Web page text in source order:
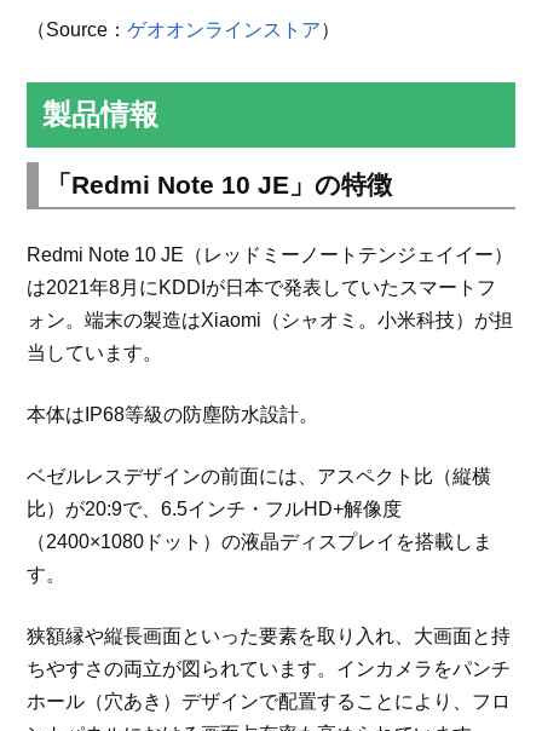
（Source：ゲオオンラインストア）
製品情報
「Redmi Note 10 JE」の特徴
Redmi Note 10 JE（レッドミーノートテンジェイイー）
は2021年8月にKDDIが日本で発表していたスマートフ
ォン。端末の製造はXiaomi（シャオミ。小米科技）が担
当しています。
本体はIP68等級の防塵防水設計。
ベゼルレスデザインの前面には、アスペクト比（縦横
比）が20:9で、6.5インチ・フルHD+解像度
（2400×1080ドット）の液晶ディスプレイを搭載しま
す。
狭額縁や縦長画面といった要素を取り入れ、大画面と持
ちやすさの両立が図られています。インカメラをパンチ
ホール（穴あき）デザインで配置することにより、フロ